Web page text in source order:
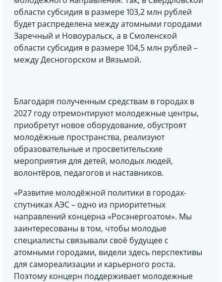
области субсидия в размере 103,2 млн рублей
будет распределена между атомными городами
Заречный и Новоуральск, а в Смоленской
области субсидия в размере 104,5 млн рублей –
между Десногорском и Вязьмой.
Благодаря полученным средствам в городах в
2027 году отремонтируют молодежные центры,
приобретут новое оборудование, обустроят
молодёжные пространства, реализуют
образовательные и просветительские
мероприятия для детей, молодых людей,
волонтёров, педагогов и наставников.
«Развитие молодёжной политики в городах-
спутниках АЭС – одно из приоритетных
направлений концерна «Росэнергоатом». Мы
заинтересованы в том, чтобы молодые
специалисты связывали своё будущее с
атомными городами, видели здесь перспективы
для самореализации и карьерного роста.
Поэтому концерн поддерживает молодежные